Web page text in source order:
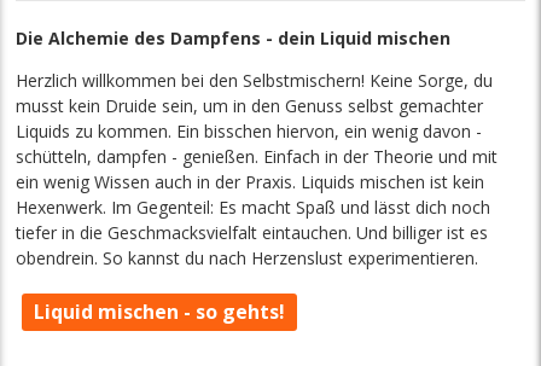
Die Alchemie des Dampfens - dein Liquid mischen
Herzlich willkommen bei den Selbstmischern! Keine Sorge, du
musst kein Druide sein, um in den Genuss selbst gemachter
Liquids zu kommen. Ein bisschen hiervon, ein wenig davon -
schütteln, dampfen - genießen. Einfach in der Theorie und mit
ein wenig Wissen auch in der Praxis. Liquids mischen ist kein
Hexenwerk. Im Gegenteil: Es macht Spaß und lässt dich noch
tiefer in die Geschmacksvielfalt eintauchen. Und billiger ist es
obendrein. So kannst du nach Herzenslust experimentieren.
Liquid mischen - so gehts!